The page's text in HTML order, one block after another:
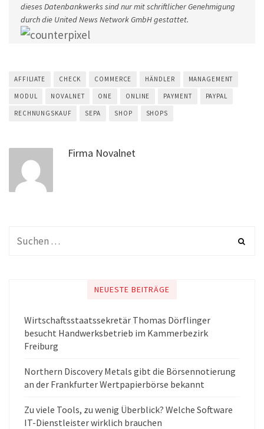
dieses Datenbankwerks sind nur mit schriftlicher Genehmigung
durch die United News Network GmbH gestattet.
AFFILIATE CHECK COMMERCE HÄNDLER MANAGEMENT
MODUL NOVALNET ONE ONLINE PAYMENT PAYPAL
RECHNUNGSKAUF SEPA SHOP SHOPS
Firma Novalnet
NEUESTE BEITRÄGE
Wirtschaftsstaatssekretär Thomas Dörflinger
besucht Handwerksbetrieb im Kammerbezirk
Freiburg
Northern Discovery Metals gibt die Börsennotierung
an der Frankfurter Wertpapierbörse bekannt
Zu viele Tools, zu wenig Überblick? Welche Software
IT-Dienstleister wirklich brauchen